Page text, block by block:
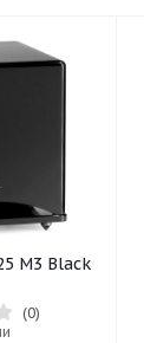
M3 Black
(0)